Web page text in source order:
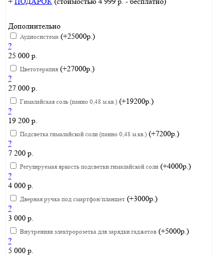
Дополнительно
Аудиосистема(+25000р.)
?
25 000 р.
Цветотерапия(+27000р.)
?
27 000 р.
Гималайская соль (панно 0,48 м.кв.)(+19200р.)
?
19 200 р.
Подсветка гималайской соли (панно 0,48 м.кв.)(+7200р.)
?
7 200 р.
Регулируемая яркость подсветки гималайской соли(+4000р.)
?
4 000 р.
Дверная ручка под смартфон/планшет(+3000р.)
?
3 000 р.
Внутренняя электророзетка для зарядки гаджетов(+5000р.)
?
5 000 р.